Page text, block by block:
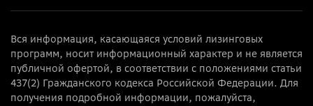
Вся информация, касающаяся условий лизинговых
программ, носит информационный характер и не является
публичной офертой, в соответствии с положениями статьи
437(2) Гражданского кодекса Российской Федерации. Для
получения подробной информации, пожалуйста,